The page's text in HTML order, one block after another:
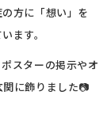
方に「想い」を
ます。
スターの掲示やオ
に飾りました📷